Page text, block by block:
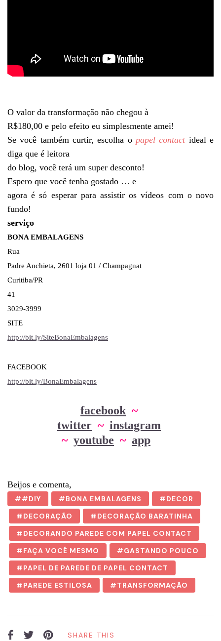
O valor da transformação não chegou à
R$180,00 e pelo efeito eu simplesmente amei!
Se você também curtir, escolha o papel contactideal e
diga que é leitora
do blog, você terá um super desconto!
Espero que você tenha gostado … e
agora é só esperar para assistir os vídeos com o novo
fundo!
serviço
BONA EMBALAGENS
Rua
Padre Anchieta, 2601 loja 01 / Champagnat
Curitiba/PR
41
3029-3999
SITE
http://bit.ly/SiteBonaEmbalagens
FACEBOOK
http://bit.ly/BonaEmbalagens
facebook ~
twitter ~ instagram
~ youtube ~ app
Beijos e comenta,
#DIY BONA EMBALAGENS
DECOR
DECORAÇÃO
DECORAÇÃO BARATINHA
DECORANDO PAREDE COM PAPEL CONTACT
FAÇA VOCÊ MESMO
GASTANDO POUCO
PAPEL DE PAREDE DE PAPEL CONTACT
PAREDE ESTILOSA
TRANSFORMAÇÃO
SHARE THIS